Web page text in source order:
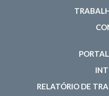
RELATÓRIO DE